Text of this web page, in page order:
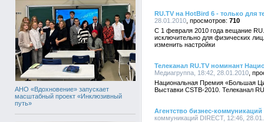
АНО «Вдохновение» запускает
масштабный проект «Инклюзивный
путь»
RU.TV на HotBird 6 - только для
28.01.2010
710
С 1 февраля 2010 года вещание
исключительно для физических
изменить настройки
Телеканал RU.TV номинант
Медиагруппа, 18:42, 28.01.2010
Национальная Премия «Большая
Выставки CSTB-2010. Телеканал
Агентство бизнес-коммуникаций
коммуникаций DIRECT, 12:46,